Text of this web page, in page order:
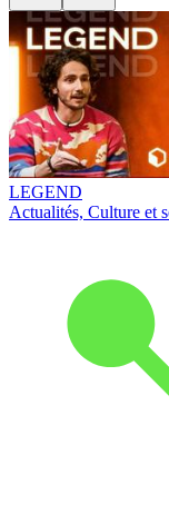
LEGEND
Actualités, Culture et